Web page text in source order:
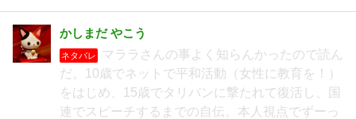
かしまだ やこう
ネタバレ
マララさんの事よく知らんかったので読ん
だ。10歳でネットで平和活動（女性に教育を！）
をはじめ、15歳でタリバンに撃たれて復活し、国
連でスピーチするまでの自伝。本人視点でずーっ